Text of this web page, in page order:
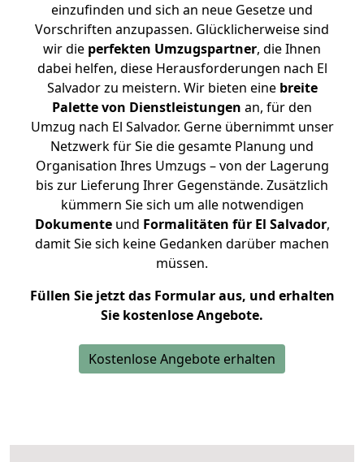
einzufinden und sich an neue Gesetze und
Vorschriften anzupassen. Glücklicherweise sind
wir die perfekten Umzugspartner, die Ihnen
dabei helfen, diese Herausforderungen nach El
Salvador zu meistern. Wir bieten eine breite
Palette von Dienstleistungen an, für den
Umzug nach El Salvador. Gerne übernimmt unser
Netzwerk für Sie die gesamte Planung und
Organisation Ihres Umzugs – von der Lagerung
bis zur Lieferung Ihrer Gegenstände. Zusätzlich
kümmern Sie sich um alle notwendigen
Dokumenteund Formalitäten für El Salvador,
damit Sie sich keine Gedanken darüber machen
müssen.
Füllen Sie jetzt das Formular aus, und erhalten
Sie kostenlose Angebote.
Kostenlose Angebote erhalten